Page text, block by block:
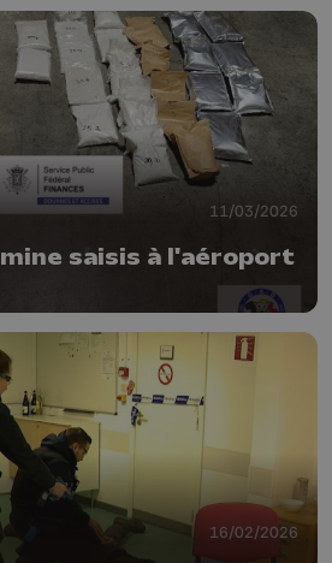
11/03/2026
saisis à l'aéroport
16/02/2026